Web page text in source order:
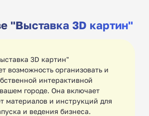
"Выставка 3D картин"
3D картин"
возможность организовать и
интерактивной
городе. Она включает
материалов и инструкций для
и ведения бизнеса.